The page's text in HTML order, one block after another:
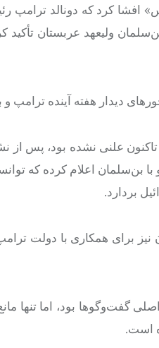
افشا کرد که دونالد
ولیعهد عربستان تأکید
دیدار هفته آینده ترامپ
علنی نشده بود، پس
اعلام کرده که
بردارد.
برای همکاری با دولت
گفت‌وگوها بود، اما تنها
است.